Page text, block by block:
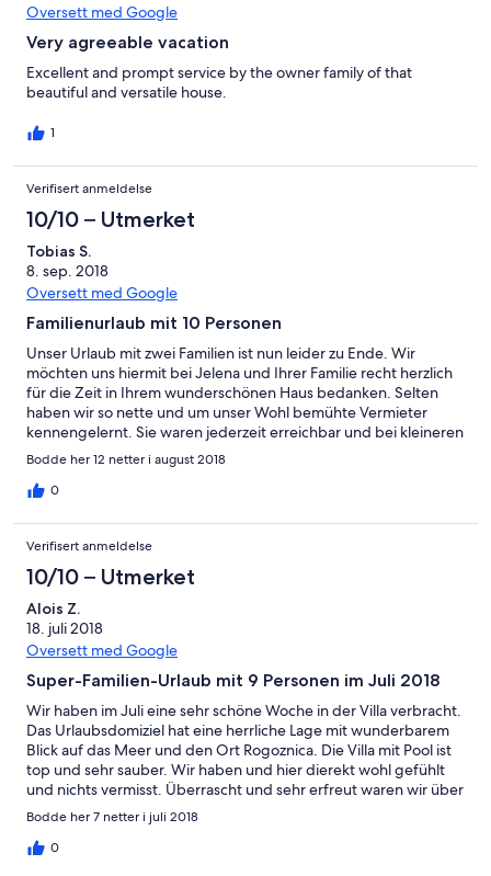
Oversett med Google
Very agreeable vacation
Excellent and prompt service by the owner family of that
beautiful and versatile house.
1
Verifisert anmeldelse
10/10 – Utmerket
Tobias S.
8. sep. 2018
Oversett med Google
Familienurlaub mit 10 Personen
Unser Urlaub mit zwei Familien ist nun leider zu Ende. Wir
möchten uns hiermit bei Jelena und Ihrer Familie recht herzlich
für die Zeit in Ihrem wunderschönen Haus bedanken. Selten
haben wir so nette und um unser Wohl bemühte Vermieter
kennengelernt. Sie waren jederzeit erreichbar und bei kleineren
Problemen sehr schnell vor Ort. Das Haus ist einfach spitze !!!
Alles sehr sauber und alle Bilder entsprechen der Realität. Die
Lage und Aussicht sind einfach traumhaft. Auch unsere Kinder
vermissen heute schon ihren "Kroatischen Opa" ;-) Wir könne
dieses Haus einfach nur empfehlen. Vielen Dank für Alles
Bodde her 12 netter i august 2018
0
Verifisert anmeldelse
10/10 – Utmerket
Alois Z.
18. juli 2018
Oversett med Google
Super-Familien-Urlaub mit 9 Personen im Juli 2018
Wir haben im Juli eine sehr schöne Woche in der Villa verbracht.
Das Urlaubsdomiziel hat eine herrliche Lage mit wunderbarem
Blick auf das Meer und den Ort Rogoznica. Die Villa mit Pool ist
top und sehr sauber. Wir haben und hier dierekt wohl gefühlt
und nichts vermisst. Überrascht und sehr erfreut waren wir über
den Imbiss und die Getränke im Kühlschrank bei Ankunft. So
konnte der Urlaub dirket beginnen, ohne vorher einen Einkauf
zu tätigen. Vielen Dank. Die Buchung und der nachfolgende
Bodde her 7 netter i juli 2018
0